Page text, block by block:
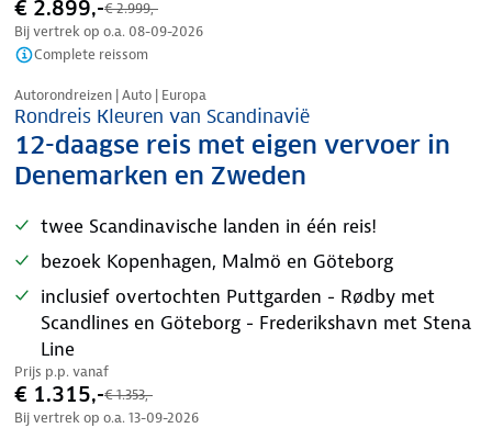
€ 2.899,-€ 2.999,-
Bij vertrek op o.a. 08-09-2026
Complete reissom
Nazomer korting
Autorondreizen | Auto | Europa
Rondreis Kleuren van Scandinavië
12-daagse reis met eigen vervoer in
Denemarken en Zweden
twee Scandinavische landen in één reis!
bezoek Kopenhagen, Malmö en Göteborg
inclusief overtochten Puttgarden - Rødby met
Scandlines en Göteborg - Frederikshavn met Stena
Line
Prijs p.p. vanaf
€ 1.315,-€ 1.353,-
Bij vertrek op o.a. 13-09-2026